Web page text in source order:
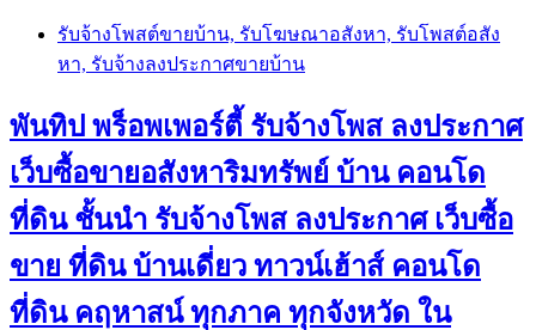
Skip
content
รับจ้างโพสต์ขายบ้าน, รับโฆษณาอสังหา, รับโพสต์อสัง
หา, รับจ้างลงประกาศขายบ้าน
พันทิป พร็อพเพอร์ตี้ รับจ้างโพส ลงประกาศ
เว็บซื้อขายอสังหาริมทรัพย์ บ้าน คอนโด
ที่ดิน ชั้นนำ รับจ้างโพส ลงประกาศ เว็บซื้อ
ขาย ที่ดิน บ้านเดี่ยว ทาวน์เฮ้าส์ คอนโด
ที่ดิน คฤหาสน์ ทุกภาค ทุกจังหวัด ใน